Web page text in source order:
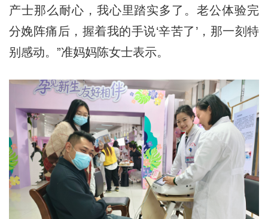
产士那么耐心，我心里踏实多了。老公体验完
分娩阵痛后，握着我的手说‘辛苦了’，那一刻特
别感动。”准妈妈陈女士表示。